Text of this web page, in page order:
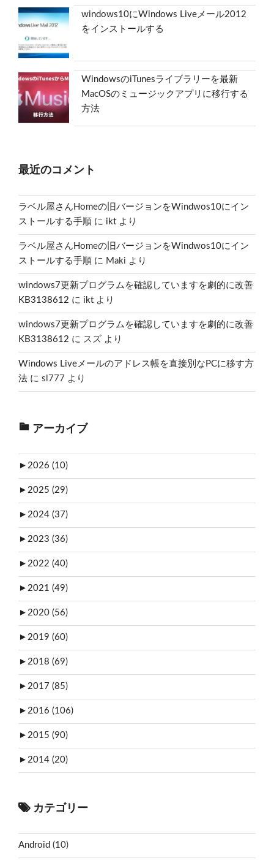
windows10にWindows Liveメール2012
をインストールする
WindowsのiTunesライブラリーを最新
MacOSのミュージックアプリに移行する
方法
最近のコメント
ラベル屋さんHomeの旧バージョンをWindwos10にイン
ストールする手順 に ikt より
ラベル屋さんHomeの旧バージョンをWindwos10にイン
ストールする手順 に Maki より
windows7更新プログラムを確認していますを劇的に改善
KB3138612 に ikt より
windows7更新プログラムを確認していますを劇的に改善
KB3138612 に スズ より
Windows Liveメールのアドレス帳を直接別なPCに移す方
法 に sl777 より
アーカイブ
► 2026 (10)
► 2025 (29)
► 2024 (37)
► 2023 (36)
► 2022 (40)
► 2021 (49)
► 2020 (56)
► 2019 (60)
► 2018 (69)
► 2017 (85)
► 2016 (106)
► 2015 (90)
► 2014 (20)
カテゴリー
Android (10)